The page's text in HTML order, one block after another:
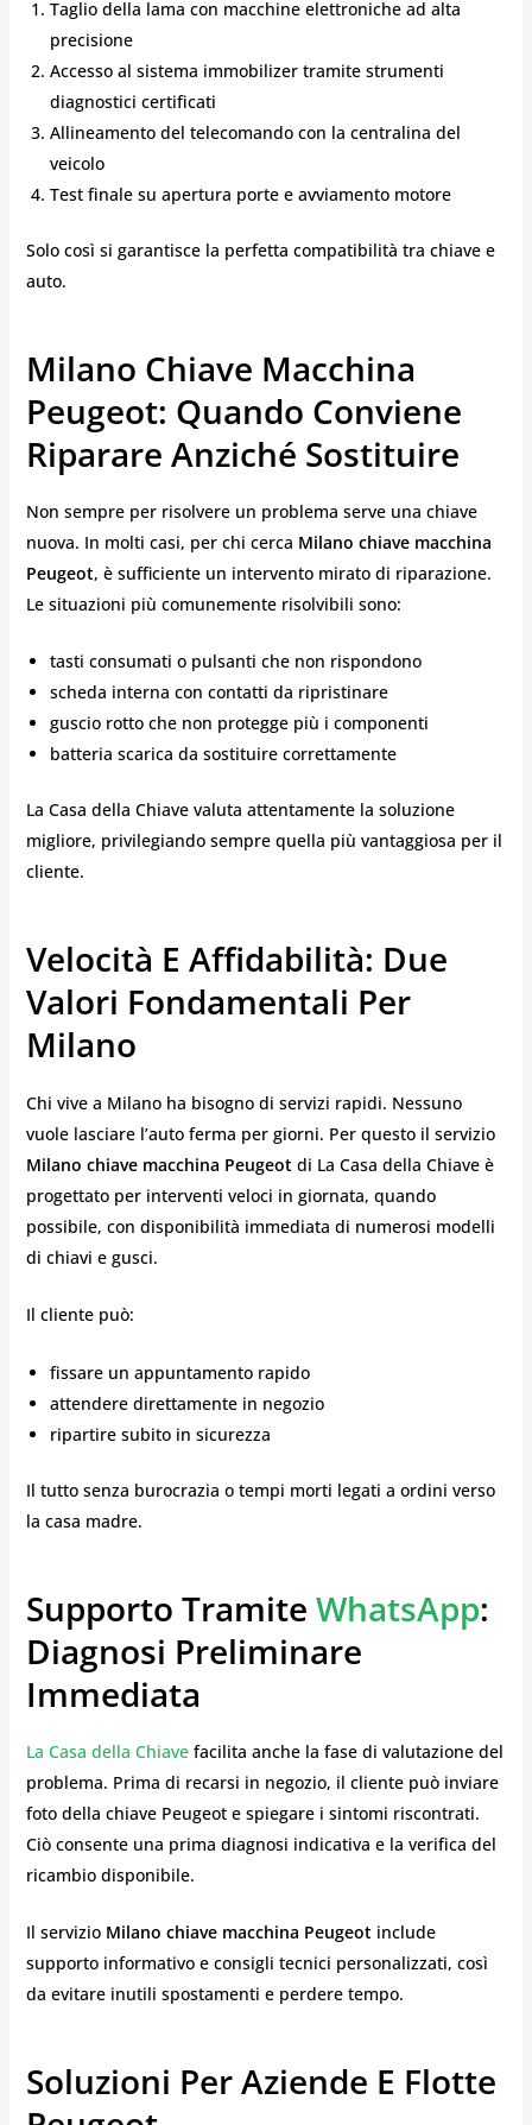
Taglio della lama con macchine elettroniche ad alta
precisione
Accesso al sistema immobilizer tramite strumenti
diagnostici certificati
Allineamento del telecomando con la centralina del
veicolo
Test finale su apertura porte e avviamento motore
Solo così si garantisce la perfetta compatibilità tra chiave e
auto.
Milano Chiave Macchina
Peugeot: Quando Conviene
Riparare Anziché Sostituire
Non sempre per risolvere un problema serve una chiave
nuova. In molti casi, per chi cerca Milano chiave macchina
Peugeot, è sufficiente un intervento mirato di riparazione.
Le situazioni più comunemente risolvibili sono:
tasti consumati o pulsanti che non rispondono
scheda interna con contatti da ripristinare
guscio rotto che non protegge più i componenti
batteria scarica da sostituire correttamente
La Casa della Chiave valuta attentamente la soluzione
migliore, privilegiando sempre quella più vantaggiosa per il
cliente.
Velocità E Affidabilità: Due
Valori Fondamentali Per
Milano
Chi vive a Milano ha bisogno di servizi rapidi. Nessuno
vuole lasciare l’auto ferma per giorni. Per questo il servizio
Milano chiave macchina Peugeotdi La Casa della Chiave è
progettato per interventi veloci in giornata, quando
possibile, con disponibilità immediata di numerosi modelli
di chiavi e gusci.
Il cliente può:
fissare un appuntamento rapido
attendere direttamente in negozio
ripartire subito in sicurezza
Il tutto senza burocrazia o tempi morti legati a ordini verso
la casa madre.
Supporto Tramite WhatsApp:
Diagnosi Preliminare
Immediata
La Casa della Chiavefacilita anche la fase di valutazione del
problema. Prima di recarsi in negozio, il cliente può inviare
foto della chiave Peugeot e spiegare i sintomi riscontrati.
Ciò consente una prima diagnosi indicativa e la verifica del
ricambio disponibile.
Il servizio Milano chiave macchina Peugeotinclude
supporto informativo e consigli tecnici personalizzati, così
da evitare inutili spostamenti e perdere tempo.
Soluzioni Per Aziende E Flotte